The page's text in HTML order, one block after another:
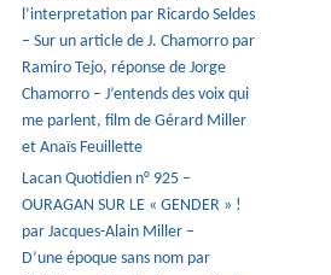
l’interpretation par Ricardo Seldes
– Sur un article de J. Chamorro par
Ramiro Tejo, réponse de Jorge
Chamorro – J’entends des voix qui
me parlent, film de Gérard Miller
et Anaïs Feuillette
Lacan Quotidien n° 925 –
OURAGAN SUR LE « GENDER » !
par Jacques-Alain Miller –
D’une époque sans nom par